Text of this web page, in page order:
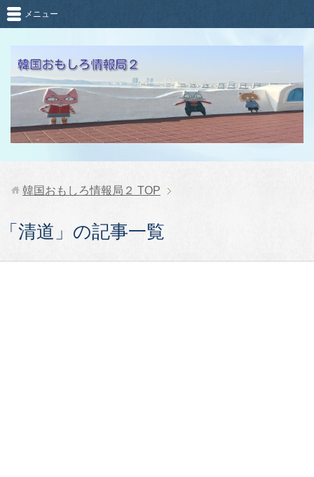
メニュー
韓国おもしろ情報局２ TOP
「清道」の記事一覧